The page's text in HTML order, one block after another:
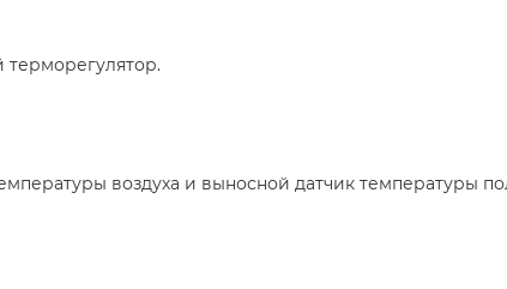
воздуха и выносной датчик температуры